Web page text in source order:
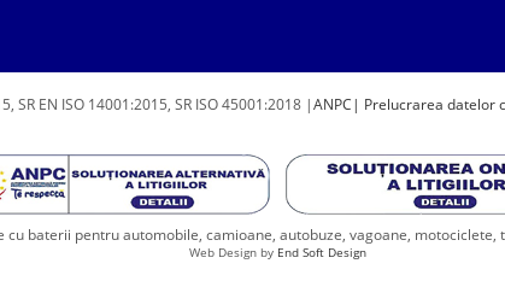
SR EN ISO 14001:2015, SR ISO 45001:2018 |ANPC | Prelucrarea datelor
cu baterii pentru automobile, camioane, autobuze, vagoane,
Web Design by End Soft Design